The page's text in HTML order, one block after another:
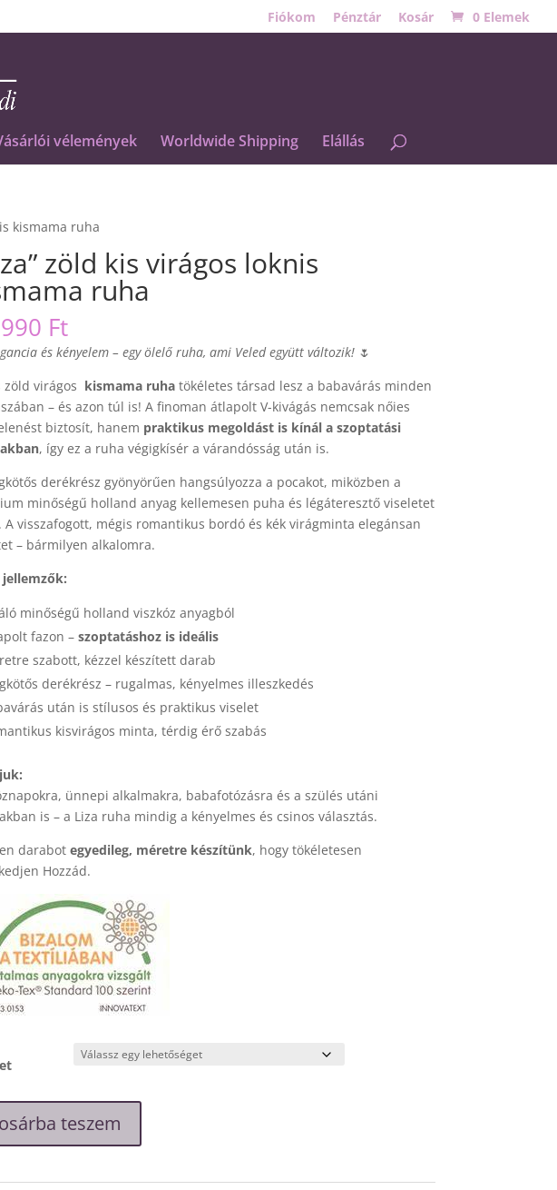
Fiókom Pénztár Kosár 0 Elemek
vélemények Worldwide Shipping Elállás
kismama ruha
zöld kis virágos loknis
ruha
Ft
és kényelem – egy ölelő ruha, ami Veled együtt változik!🌷
zöld virágos kismama ruhatökéletes társad lesz a babavárás minden
– és azon túl is! A finoman átlapolt V-kivágás nemcsak nőies
biztosít, hanem praktikus megoldást is kínál a szoptatási
, így ez a ruha végigkísér a várandósság után is.
derékrész gyönyörűen hangsúlyozza a pocakot, miközben a
minőségű holland anyag kellemesen puha és légáteresztő viseletet
A visszafogott, mégis romantikus bordó és kék virágminta elegánsan
– bármilyen alkalomra.
jellemzők:
minőségű holland viszkóz anyagból
fazon – szoptatáshoz is ideális
szabott, kézzel készített darab
derékrész – rugalmas, kényelmes illeszkedés
után is stílusos és praktikus viselet
kisvirágos minta, térdig érő szabás
ünnepi alkalmakra, babafotózásra és a szülés utáni
is – a Liza ruha mindig a kényelmes és csinos választás.
darabot egyedileg, méretre készítünk, hogy tökéletesen
Hozzád.
teszem